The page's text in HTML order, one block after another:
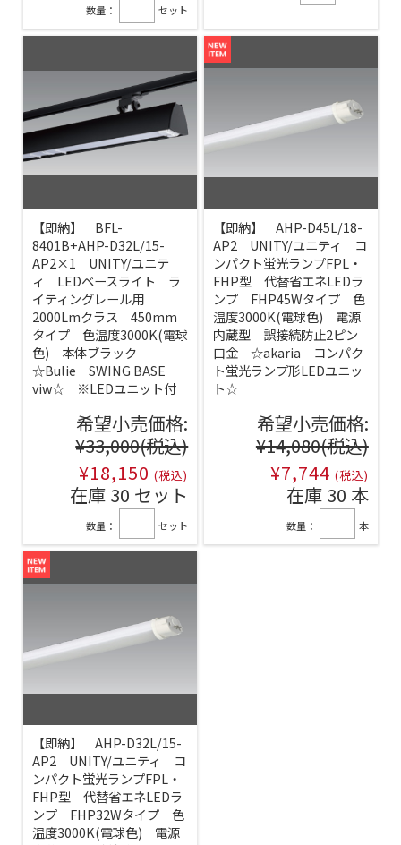
数量： セット
【即納】 BFL-
8401B+AHP-D32L/15-
AP2×1 UNITY/ユニテ
ィ LEDベースライト ラ
イティングレール用
2000Lmクラス 450mm
タイプ 色温度3000K(電球
色) 本体ブラック
☆Bulie SWING BASE
viw☆ ※LEDユニット付
希望小売価格:
¥33,000(税込)
¥18,150 (税込)
在庫 30 セット
数量： セット
【即納】 AHP-D45L/18-
AP2 UNITY/ユニティ コ
ンパクト蛍光ランプFPL・
FHP型 代替省エネLEDラ
ンプ FHP45Wタイプ 色
温度3000K(電球色) 電源
内蔵型 誤接続防止2ピン
口金 ☆akaria コンパク
ト蛍光ランプ形LEDユニッ
ト☆
希望小売価格:
¥14,080(税込)
¥7,744 (税込)
在庫 30 本
数量： 本
【即納】 AHP-D32L/15-
AP2 UNITY/ユニティ コ
ンパクト蛍光ランプFPL・
FHP型 代替省エネLEDラ
ンプ FHP32Wタイプ 色
温度3000K(電球色) 電源